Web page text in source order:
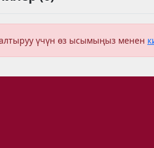
үчүн өз ысымыңыз менен